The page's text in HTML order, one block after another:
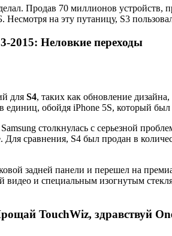
Продав 70 миллионов устройств,
на эту путаницу, S3
2015: Неловкие переходы
для S4, таких как обновление
единиц, обойдя iPhone 5S, который
столкнулась с серьезной
сравнения, S4 был продан в
задней панели и перешел на
и специальным изогнутым
TouchWiz, здравствуй